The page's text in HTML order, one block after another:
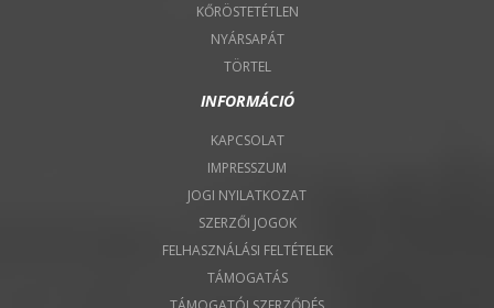
KŐRÖSTETÉTLEN
NYÁRSAPÁT
TÖRTEL
INFORMÁCIÓ
KAPCSOLAT
IMPRESSZUM
JOGI NYILATKOZAT
SZERZŐI JOGOK
FELHASZNÁLÁSI FELTÉTELEK
TÁMOGATÁS